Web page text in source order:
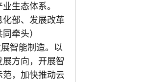
生态体系。
化部、发展改革
牵头）
智能制造。以
方向，开展智
范，加快推动云